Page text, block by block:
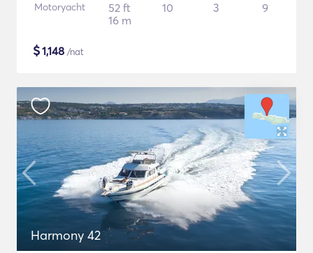
Motoryacht
52 ft
16 m
10 3 9
$1,148 /nat
Harmony 42